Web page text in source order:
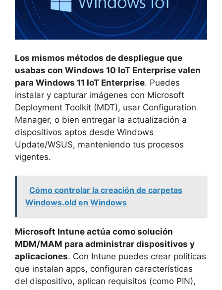
Los mismos métodos de despliegue que
usabas con Windows 10 IoT Enterprise valen
para Windows 11 IoT Enterprise. Puedes
instalar y capturar imágenes con Microsoft
Deployment Toolkit (MDT), usar Configuration
Manager, o bien entregar la actualización a
dispositivos aptos desde Windows
Update/WSUS, manteniendo tus procesos
vigentes.
Cómo controlar la creación de carpetas
Windows.old en Windows
Microsoft Intune actúa como solución
MDM/MAM para administrar dispositivos y
aplicaciones. Con Intune puedes crear políticas
que instalan apps, configuran características
del dispositivo, aplican requisitos (como PIN),